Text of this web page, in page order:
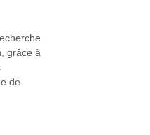
grâce à
de